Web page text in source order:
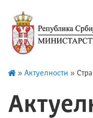
» Актуелности »